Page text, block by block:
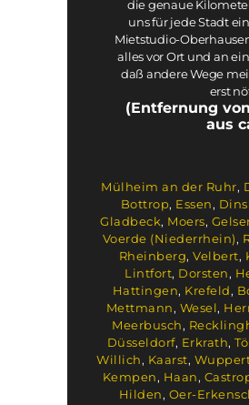
die genaue
uns für jede Stadt
Mietstudio-
alles vor Ort und an
daß andere Wege
erst
(Entfernung
aus
Mülheim an der Ruhr,
Bottrop, Essen,
Gladbeck, Moers,
Voerde (Niederrhein),
Rheinberg,Velbert,
Lintfort, Dorsten,
Hattingen, Krefeld,
Mettmann, Wesel,
Meerbusch,
Düsseldorf, Erkrath,
Willich, Kaarst,
Kempen, Haan,
Hilden, Oer-